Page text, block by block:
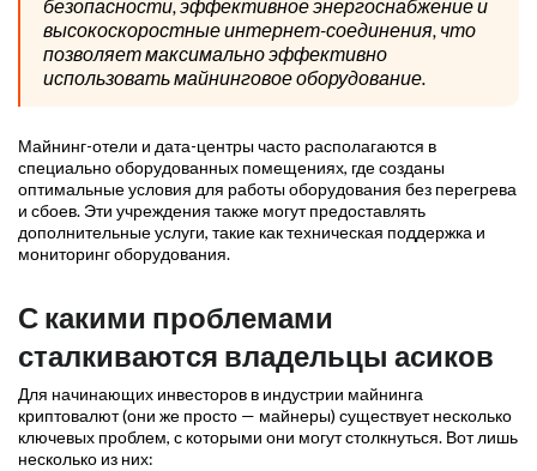
безопасности, эффективное энергоснабжение и
высокоскоростные интернет-соединения, что
позволяет максимально эффективно
использовать майнинговое оборудование.
Майнинг-отели и дата-центры часто располагаются в
специально оборудованных помещениях, где созданы
оптимальные условия для работы оборудования без перегрева
и сбоев. Эти учреждения также могут предоставлять
дополнительные услуги, такие как техническая поддержка и
мониторинг оборудования.
С какими проблемами
сталкиваются владельцы асиков
Для начинающих инвесторов в индустрии майнинга
криптовалют (они же просто — майнеры) существует несколько
ключевых проблем, с которыми они могут столкнуться. Вот лишь
несколько из них: